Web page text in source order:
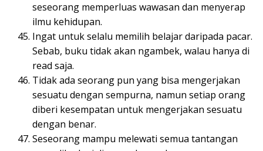
seseorang memperluas wawasan dan menyerap
ilmu kehidupan.
Ingat untuk selalu memilih belajar daripada pacar.
Sebab, buku tidak akan ngambek, walau hanya di
read saja.
Tidak ada seorang pun yang bisa mengerjakan
sesuatu dengan sempurna, namun setiap orang
diberi kesempatan untuk mengerjakan sesuatu
dengan benar.
Seseorang mampu melewati semua tantangan